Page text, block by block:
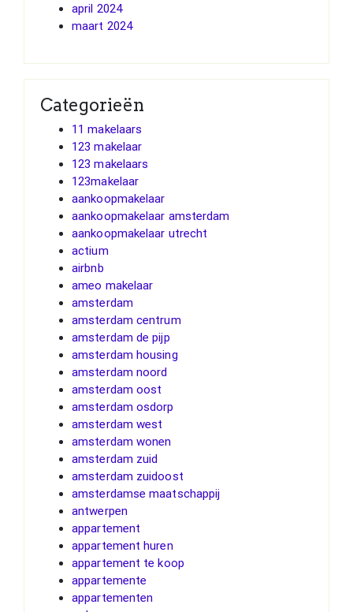
april 2024
maart 2024
Categorieën
11 makelaars
123 makelaar
123 makelaars
123makelaar
aankoopmakelaar
aankoopmakelaar amsterdam
aankoopmakelaar utrecht
actium
airbnb
ameo makelaar
amsterdam
amsterdam centrum
amsterdam de pijp
amsterdam housing
amsterdam noord
amsterdam oost
amsterdam osdorp
amsterdam west
amsterdam wonen
amsterdam zuid
amsterdam zuidoost
amsterdamse maatschappij
antwerpen
appartement
appartement huren
appartement te koop
appartemente
appartementen